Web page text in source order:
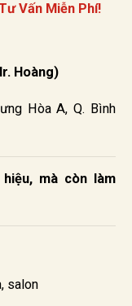
Vấn Miễn Phí!
Hoàng)
Hòa A, Q. Bình
mà còn làm
salon